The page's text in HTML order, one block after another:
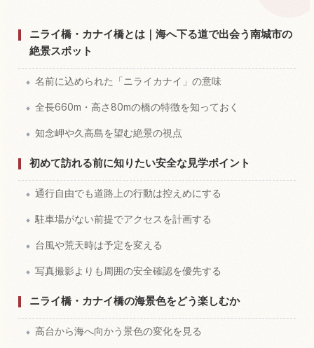
ニライ橋・カナイ橋の体験を探す↗
ニライ橋・カナイ橋とは｜海へ下る道で出会う南城市の
絶景スポット
名前に込められた「ニライカナイ」の意味
全長660m・高さ80mの橋の特徴を知っておく
知念岬や久高島を望む絶景の視点
初めて訪れる前に知りたい安全な見学ポイント
通行自由でも道路上の行動は控えめにする
駐車場がない前提でアクセスを計画する
台風や荒天時は予定を変える
写真撮影よりも周囲の安全確認を優先する
ニライ橋・カナイ橋の海景色をどう楽しむか
高台から海へ向かう景色の変化を見る